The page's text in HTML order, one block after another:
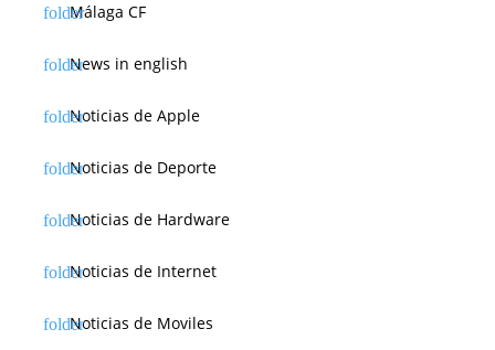
Málaga CF
News in english
Noticias de Apple
Noticias de Deporte
Noticias de Hardware
Noticias de Internet
Noticias de Moviles